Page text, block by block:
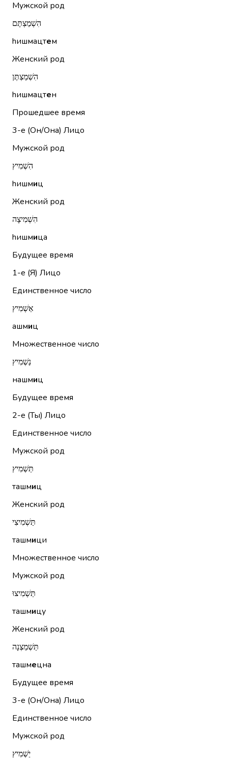
Мужской род
הִשְׁמַצְתֶּם
hишмацтем
Женский род
הִשְׁמַצְתֶּן
hишмацтен
Прошедшее время
3-е (Он/Она) Лицо
Мужской род
הִשְׁמִיץ
hишмиц
Женский род
הִשְׁמִיצָה
hишмица
Будущее время
1-е (Я) Лицо
Единственное число
אַשְׁמִיץ
ашмиц
Множественное число
נַשְׁמִיץ
нашмиц
Будущее время
2-е (Ты) Лицо
Единственное число
Мужской род
תַּשְׁמִיץ
ташмиц
Женский род
תַּשְׁמִיצִי
ташмици
Множественное число
Мужской род
תַּשְׁמִיצוּ
ташмицу
Женский род
תַּשְׁמֵצְנָה
ташмецна
Будущее время
3-е (Он/Она) Лицо
Единственное число
Мужской род
יַשְׁמִיץ